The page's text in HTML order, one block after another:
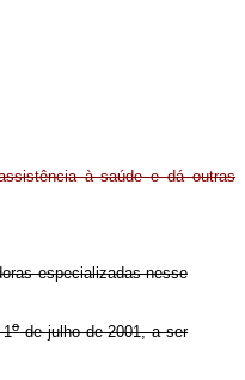
à saúde e dá outras
especializadas nesse
1ode julho de 2001, a ser